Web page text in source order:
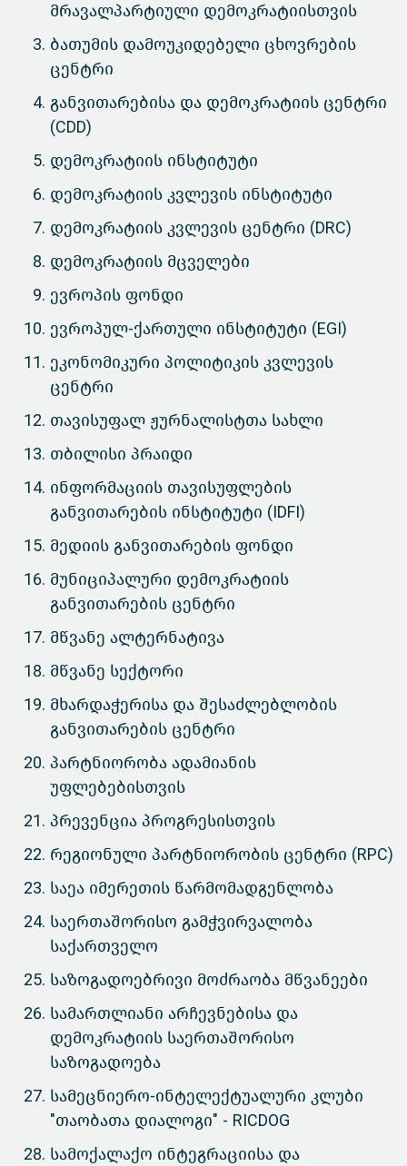
მრავალპარტიული დემოკრატიისთვის
ბათუმის დამოუკიდებელი ცხოვრების
ცენტრი
განვითარებისა და დემოკრატიის ცენტრი
(CDD)
დემოკრატიის ინსტიტუტი
დემოკრატიის კვლევის ინსტიტუტი
დემოკრატიის კვლევის ცენტრი (DRC)
დემოკრატიის მცველები
ევროპის ფონდი
ევროპულ-ქართული ინსტიტუტი (EGI)
ეკონომიკური პოლიტიკის კვლევის
ცენტრი
თავისუფალ ჟურნალისტთა სახლი
თბილისი პრაიდი
ინფორმაციის თავისუფლების
განვითარების ინსტიტუტი (IDFI)
მედიის განვითარების ფონდი
მუნიციპალური დემოკრატიის
განვითარების ცენტრი
მწვანე ალტერნატივა
მწვანე სექტორი
მხარდაჭერისა და შესაძლებლობის
განვითარების ცენტრი
პარტნიორობა ადამიანის
უფლებებისთვის
პრევენცია პროგრესისთვის
რეგიონული პარტნიორობის ცენტრი (RPC)
საეა იმერეთის წარმომადგენლობა
საერთაშორისო გამჭვირვალობა
საქართველო
საზოგადოებრივი მოძრაობა მწვანეები
სამართლიანი არჩევნებისა და
დემოკრატიის საერთაშორისო
საზოგადოება
სამეცნიერო-ინტელექტუალური კლუბი
"თაობათა დიალოგი" - RICDOG
სამოქალაქო ინტეგრაციისა და